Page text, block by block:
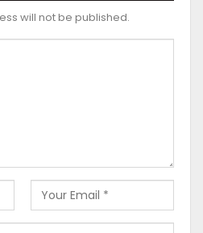
will not be published.